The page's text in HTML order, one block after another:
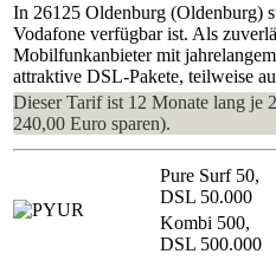
In 26125 Oldenburg (Oldenburg)
Vodafone verfügbar ist. Als
Mobilfunkanbieter mit
attraktive DSL-Pakete, teilweise
Dieser Tarif ist 12 Monate lang je
240,00 Euro sparen).
Pure Surf 50,
DSL 50.000
Kombi 500,
DSL 500.000